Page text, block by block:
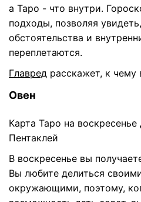
а Таро - что внутри.
подходы, позволяя
обстоятельства и
переплетаются.
Главред расскажет, к чему
Овен
Карта Таро на
Пентаклей
В воскресенье вы
Вы любите делиться
окружающими, поэтому,